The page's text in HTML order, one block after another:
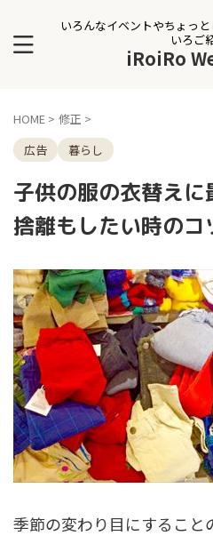
いろんなイベントやちょっ
いろご
iRoiRo
HOME > 修正 >
広告
暮らし
子供の服の衣替え
捨離もしたい時のコ
季節の変わり目にすること